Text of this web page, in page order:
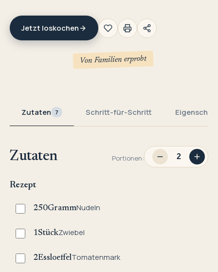
Jetzt loskochen
Von Familien erprobt
Zutaten 7 Schritt-für-Schritt
Zutaten Portionen:
Rezept
250GrammNudeln
1StückZwiebel
2EssloeffelTomatenmark